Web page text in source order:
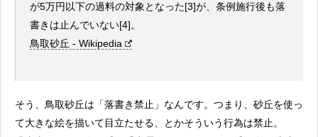
が5万円以下の過料の対象となった[3]が、条例施行後も落
書きは止んでいない[4]。
鳥取砂丘 - Wikipedia
そう、鳥取砂丘は「落書き禁止」なんです。つまり、砂丘を使っ
て大きな絵を描いて目立たせる、とかそういう行為は禁止。